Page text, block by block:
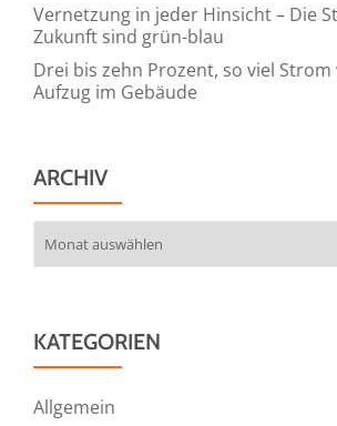
Vernetzung in jeder Hinsicht – Die
Zukunft sind grün-blau
Drei bis zehn Prozent, so viel
Aufzug im Gebäude
ARCHIV
KATEGORIEN
Allgemein